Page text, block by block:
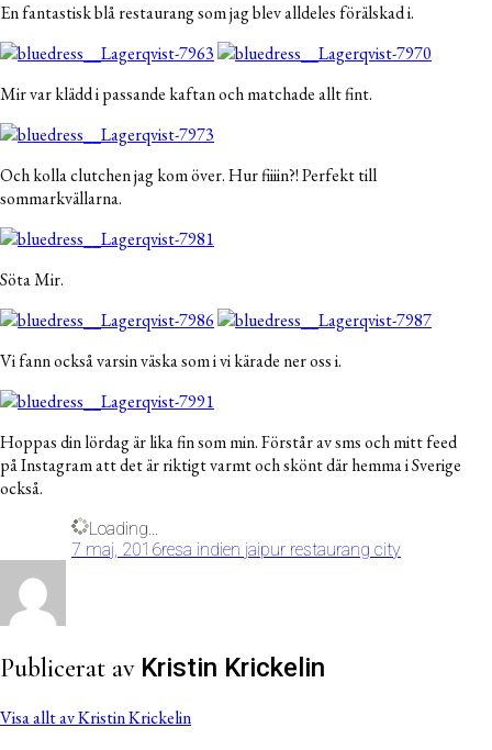
En fantastisk blå restaurang som jag blev alldeles förälskad i.
Mir var klädd i passande kaftan och matchade allt fint.
Och kolla clutchen jag kom över. Hur fiiiin?! Perfekt till
sommarkvällarna.
Söta Mir.
Vi fann också varsin väska som i vi kärade ner oss i.
Hoppas din lördag är lika fin som min. Förstår av sms och mitt feed
på Instagram att det är riktigt varmt och skönt där hemma i Sverige
också.
Loading...
7 maj, 2016resa indien jaipur restaurang city
Publicerat av Kristin Krickelin
Visa allt av Kristin Krickelin